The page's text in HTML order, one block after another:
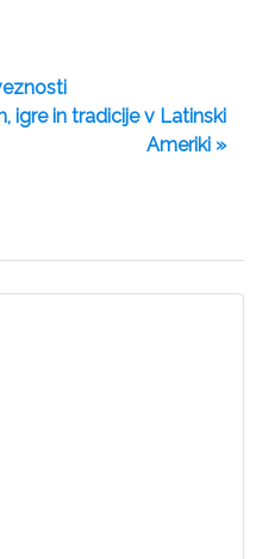
igre in tradicije v Latinski
Ameriki »